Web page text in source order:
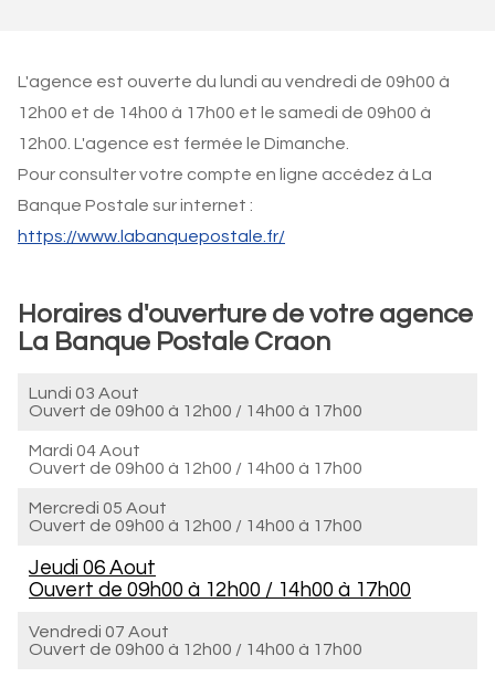
L'agence est ouverte du lundi au vendredi de 09h00 à
12h00 et de 14h00 à 17h00 et le samedi de 09h00 à
12h00. L'agence est fermée le Dimanche.
Pour consulter votre compte en ligne accédez à La
Banque Postale sur internet :
https://www.labanquepostale.fr/
Horaires d'ouverture de votre agence
La Banque Postale Craon
Lundi 03 Aout
Ouvert de 09h00 à 12h00 / 14h00 à 17h00
Mardi 04 Aout
Ouvert de 09h00 à 12h00 / 14h00 à 17h00
Mercredi 05 Aout
Ouvert de 09h00 à 12h00 / 14h00 à 17h00
Jeudi 06 Aout
Ouvert de 09h00 à 12h00 / 14h00 à 17h00
Vendredi 07 Aout
Ouvert de 09h00 à 12h00 / 14h00 à 17h00